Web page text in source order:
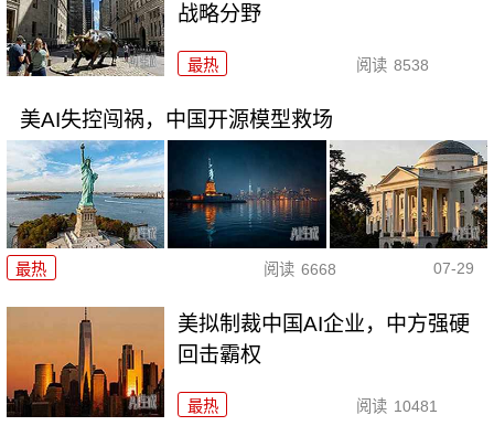
战略分野
最热 阅读 8538
美AI失控闯祸，中国开源模型救场
最热 阅读 6668 07-29
美拟制裁中国AI企业，中方强硬
回击霸权
最热 阅读 10481